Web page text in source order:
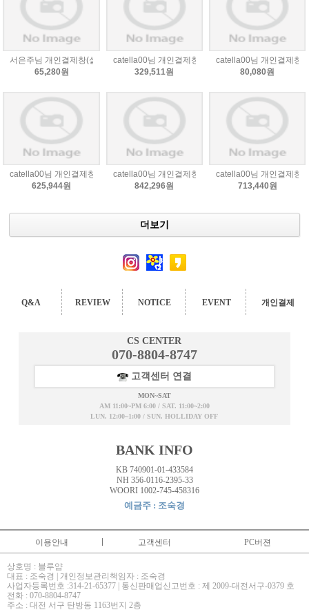
서은주님 개인결제창(실버 밑단 레이스 스커트S)
65,280원
catella00님 개인결제창(9/4)
329,511원
catella00님 개인결제창
80,080원
catella00님 개인결제창(8/31)
625,944원
catella00님 개인결제창(8/29)
842,296원
catella00님 개인결제창
713,440원
더보기
Q&A REVIEW NOTICE EVENT 개인결제
CS CENTER
070-8804-8747
고객센터 연결
MON~SAT
AM 11:00~PM 6:00 / SAT. 11:00~2:00
LUN. 12:00~1:00 / SUN. HOLLIDAY OFF
BANK INFO
KB 740901-01-433584
NH 356-0116-2395-33
WOORI 1002-745-458316
예금주 : 조숙경
이용안내 고객센터 PC버젼
상호명 : 블루얌
대표 : 조숙경 | 개인정보관리책임자 : 조숙경
사업자등록번호 :314-21-65377 | 통신판매업신고번호 : 제 2009-대전서구-0379 호
전화 : 070-8804-8747
주소 : 대전 서구 탄방동 1163번지 2층